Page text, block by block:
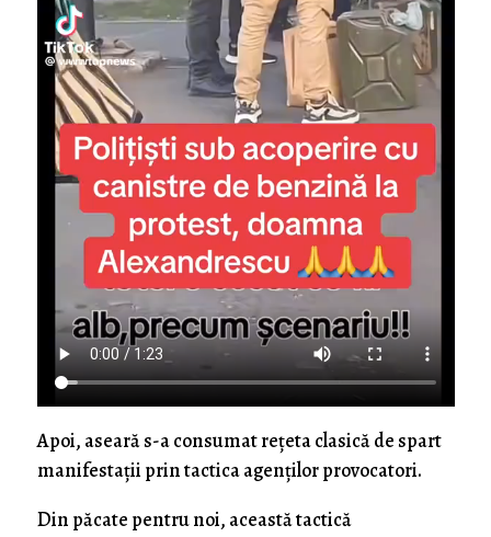
Apoi, aseară s-a consumat rețeta clasică de spart
manifestații prin tactica agenților provocatori.
Din păcate pentru noi, această tactică